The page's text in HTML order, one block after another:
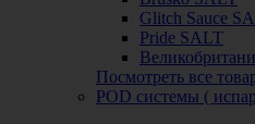
Glitch Sauce
Pride SALT
Посмотреть все
POD системы (